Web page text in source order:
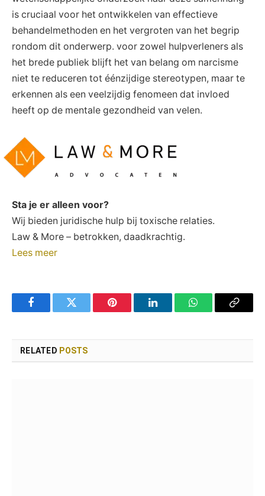
is cruciaal voor het ontwikkelen van effectieve
behandelmethoden en het vergroten van het begrip
rondom dit onderwerp. voor zowel hulpverleners als
het brede publiek blijft het van belang om narcisme
niet te reduceren tot éénzijdige stereotypen, maar te
erkennen als een veelzijdig fenomeen dat invloed
heeft op de mentale gezondheid van velen.
Sta je er alleen voor?
Wij bieden juridische hulp bij toxische relaties.
Law & More – betrokken, daadkrachtig.
Lees meer
FacebookTwitter Pinterest LinkedInWhatsAppCopy
RELATED POSTS